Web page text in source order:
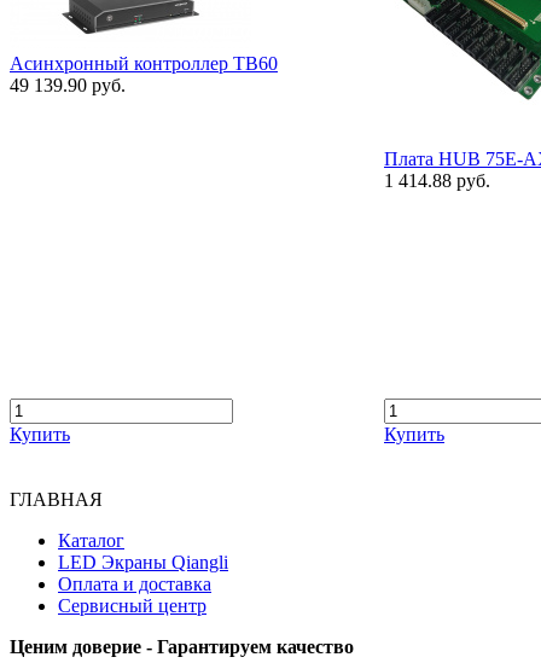
Асинхронный контроллер TB60
49 139.90 руб.
Купить
Плата HUB 75Е-
1 414.88 руб.
Купить
ГЛАВНАЯ
Каталог
LED Экраны Qiangli
Оплата и доставка
Сервисный центр
Ценим доверие - Гарантируем качество